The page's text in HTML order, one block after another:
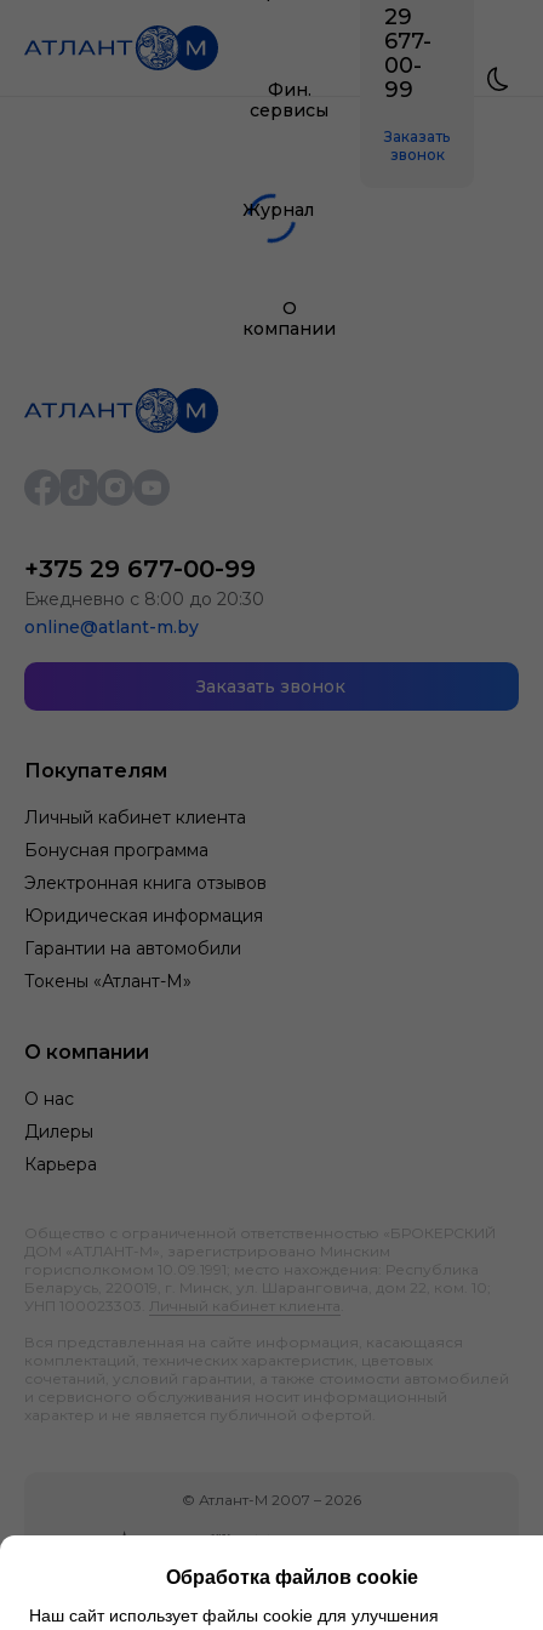
Фин.
сервисы
Журнал
О
компании
29
677-
00-
99
Заказать
звонок
Покупателям
Личный кабинет клиента
Бонусная программа
Электронная книга отзывов
Юридическая информация
Гарантии на автомобили
Токены «Атлант-М»
О компании
О нас
Дилеры
Карьера
+375 29 677-00-99
Ежедневно с 8:00 до 20:30
online@atlant-m.by
Заказать звонок
Общество с ограниченной ответственностью «БРОКЕРСКИЙ
ДОМ «АТЛАНТ-М», зарегистрировано Минским
горисполкомом 10.09.1991; место нахождения: Республика
Беларусь, 220019, г. Минск, ул. Шаранговича, дом 22, ком. 10;
УНП 100023303.
Личный кабинет клиента
Вся представленная на сайте информация, касающаяся
комплектаций, технических характеристик, цветовых
сочетаний, условий гарантии, а также стоимости автомобилей
и сервисного обслуживания носит информационный
характер и не является публичной офертой.
© Атлант-М 2007 – 2026
Обработка файлов cookie
Наш сайт использует файлы cookie для улучшения